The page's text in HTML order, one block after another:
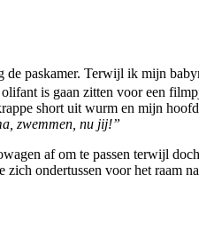
paskamer. Terwijl ik mijn
is gaan zitten voor een
short uit wurm en mijn
zwemmen, nu jij!”
af om te passen terwijl
ondertussen voor het raam